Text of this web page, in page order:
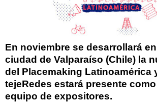
En noviembre se desarrollará
ciudad de Valparaíso (Chile) la
del Placemaking Latinoamérica
tejeRedes estará presente como
equipo de expositores.